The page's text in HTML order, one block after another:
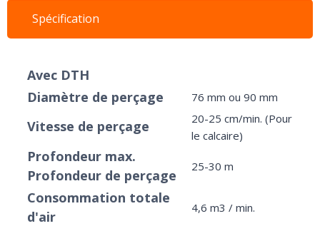
Spécification
Avec DTH
Diamètre de perçage
76 mm ou 90 mm
Vitesse de perçage
20-25 cm/min. (Pour
le calcaire)
Profondeur max.
Profondeur de perçage
25-30 m
Consommation totale
d'air
4,6 m3 / min.